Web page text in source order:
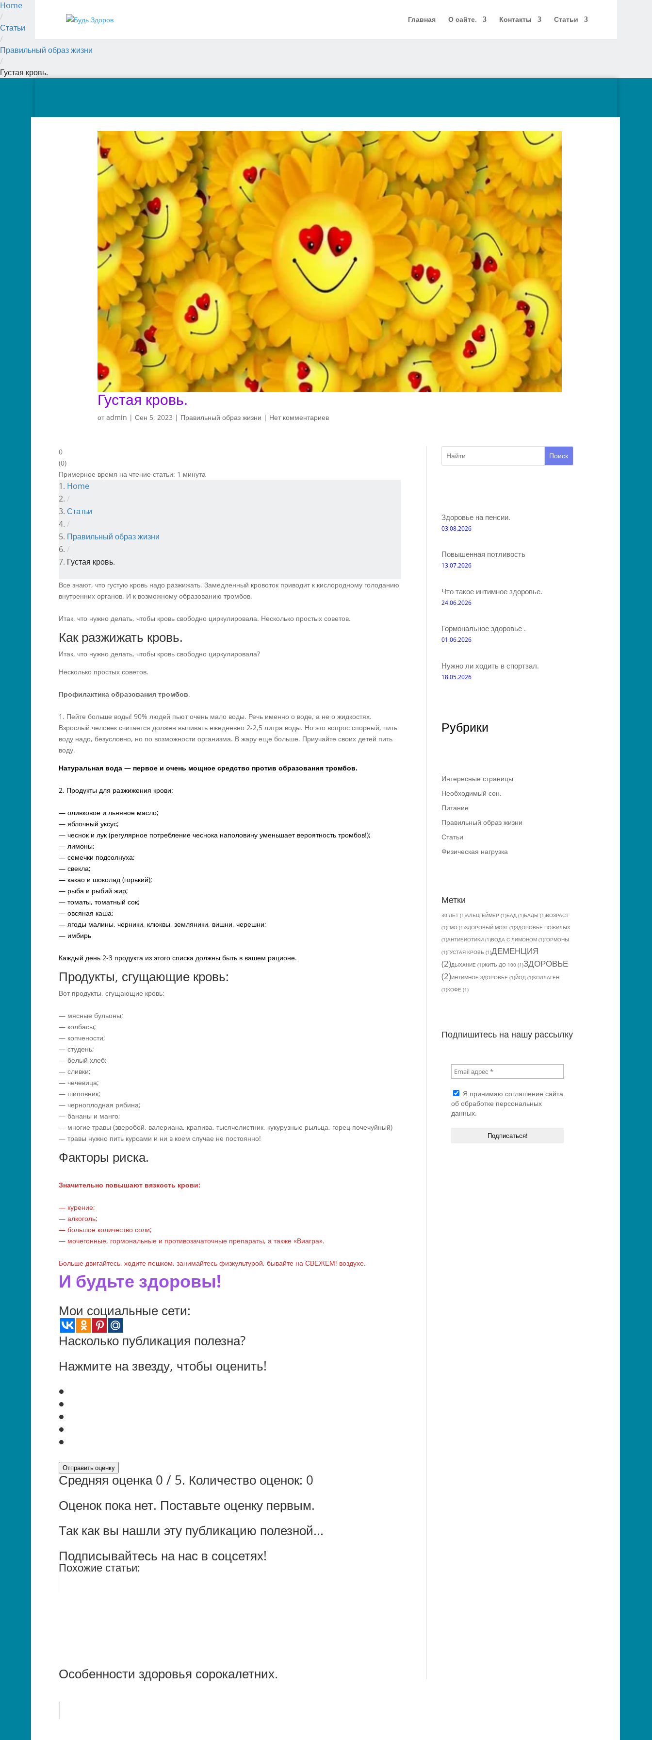
Home
/
Статьи
/
Правильный образ жизни
/
Густая кровь.
Главная О сайте. Контакты Статьи
Густая кровь.
отadmin | Сен 5, 2023 | Правильный образ жизни | Нет комментариев
0
(0)
Примерное время на чтение статьи: 1 минута
Home
/
Статьи
/
Правильный образ жизни
/
Густая кровь.
Все знают, что густую кровь надо разжижать. Замедленный кровоток приводит к кислородному голоданию
внутренних органов. И к возможному образованию тромбов.
Итак, что нужно делать, чтобы кровь свободно циркулировала. Несколько простых советов.
Как разжижать кровь.
Итак, что нужно делать, чтобы кровь свободно циркулировала?
Несколько простых советов.
Профилактика образования тромбов.
1. Пейте больше воды! 90% людей пьют очень мало воды. Речь именно о воде, а не о жидкостях.
Взрослый человек считается должен выпивать ежедневно 2-2,5 литра воды. Но это вопрос спорный, пить
воду надо, безусловно, но по возможности организма. В жару еще больше. Приучайте своих детей пить
воду.
Натуральная вода — первое и очень мощное средство против образования тромбов.
2. Продукты для разжижения крови:
— оливковое и льняное масло;
— яблочный уксус;
— чеснок и лук (регулярное потребление чеснока наполовину уменьшает вероятность тромбов!);
— лимоны;
— семечки подсолнуха;
— свекла;
— какао и шоколад (горький);
— рыба и рыбий жир;
— томаты, томатный сок;
— овсяная каша;
— ягоды малины, черники, клюквы, земляники, вишни, черешни;
— имбирь
Каждый день 2-3 продукта из этого списка должны быть в вашем рационе.
Продукты, сгущающие кровь:
Вот продукты, сгущающие кровь:
— мясные бульоны;
— колбасы;
— копчености;
— студень;
— белый хлеб;
— сливки;
— чечевица;
— шиповник;
— черноплодная рябина;
— бананы и манго;
— многие травы (зверобой, валериана, крапива, тысячелистник, кукурузные рыльца, горец почечуйный)
— травы нужно пить курсами и ни в коем случае не постоянно!
Факторы риска.
Значительно повышают вязкость крови:
— курение;
— алкоголь;
— большое количество соли;
— мочегонные, гормональные и противозачаточные препараты, а также «Виагра».
Больше двигайтесь, ходите пешком, занимайтесь физкультурой, бывайте на СВЕЖЕМ! воздухе.
И будьте здоровы!
Мои социальные сети:
Насколько публикация полезна?
Нажмите на звезду, чтобы оценить!
Отправить оценку
Средняя оценка0 / 5. Количество оценок: 0
Оценок пока нет. Поставьте оценку первым.
Так как вы нашли эту публикацию полезной...
Подписывайтесь на нас в соцсетях!
Похожие статьи:
Особенности здоровья сорокалетних.
Поиск
Здоровье на пенсии.
03.08.2026
Повышенная потливость
13.07.2026
Что такое интимное здоровье.
24.06.2026
Гормональное здоровье .
01.06.2026
Нужно ли ходить в спортзал.
18.05.2026
Рубрики
Интересные страницы
Необходимый сон.
Питание
Правильный образ жизни
Статьи
Физическая нагрузка
Метки
30 ЛЕТ(1)АЛЬЦГЕЙМЕР (1)БАД (1)БАДЫ (1)ВОЗРАСТ
(1)ГМО(1)ЗДОРОВЫЙ МОЗГ(1)ЗДОРОВЬЕ ПОЖИЛЫХ
(1)АНТИБИОТИКИ(1)ВОДА С ЛИМОНОМ(1)ГОРМОНЫ
(1)ГУСТАЯ КРОВЬ (1)ДЕМЕНЦИЯ
(2)ДЫХАНИЕ (1)ЖИТЬ ДО 100(1)ЗДОРОВЬЕ
(2)ИНТИМНОЕ ЗДОРОВЬЕ (1)ЙОД (1)КОЛЛАГЕН
(1)КОФЕ (1)
Подпишитесь на нашу рассылку
Я принимаю соглашение сайта
об обработке персональных
данных.